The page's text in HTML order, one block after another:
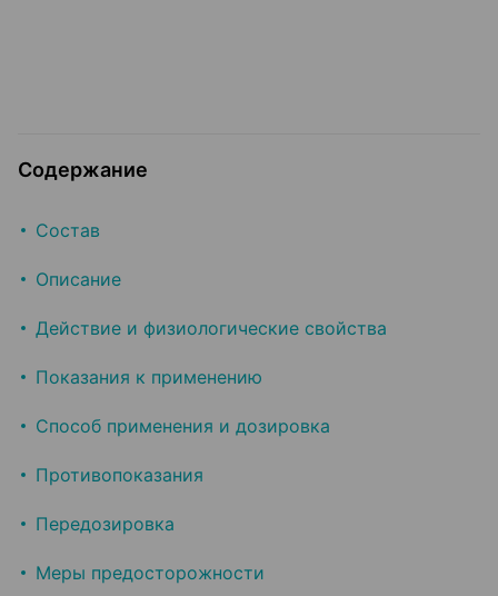
Содержание
Состав
Описание
Действие и физиологические свойства
Показания к применению
Способ применения и дозировка
Противопоказания
Передозировка
Меры предосторожности